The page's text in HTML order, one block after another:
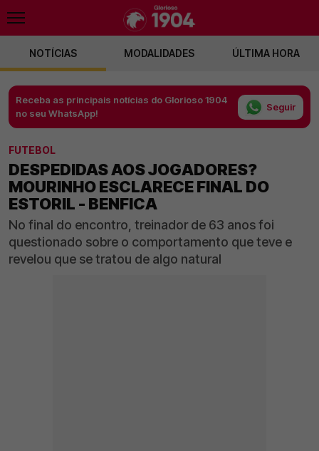
NOTÍCIAS MODALIDADES ÚLTIMA HORA
Receba as principais notícias do Glorioso 1904
no seu WhatsApp!
Seguir
FUTEBOL
DESPEDIDAS AOS JOGADORES?
MOURINHO ESCLARECE FINAL DO
ESTORIL - BENFICA
No final do encontro, treinador de 63 anos foi
questionado sobre o comportamento que teve e
revelou que se tratou de algo natural